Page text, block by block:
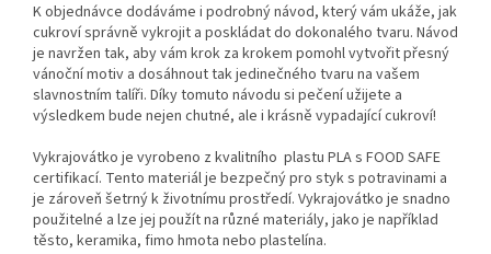
K objednávce dodáváme i podrobný návod, který vám ukáže, jak
cukroví správně vykrojit a poskládat do dokonalého tvaru. Návod
je navržen tak, aby vám krok za krokem pomohl vytvořit přesný
vánoční motiv a dosáhnout tak jedinečného tvaru na vašem
slavnostním talíři. Díky tomuto návodu si pečení užijete a
výsledkem bude nejen chutné, ale i krásně vypadající cukroví!
Vykrajovátko je vyrobeno z kvalitního plastu PLA s FOOD SAFE
certifikací. Tento materiál je bezpečný pro styk s potravinami a
je zároveň šetrný k životnímu prostředí. Vykrajovátko je snadno
použitelné a lze jej použít na různé materiály, jako je například
těsto, keramika, fimo hmota nebo plastelína.